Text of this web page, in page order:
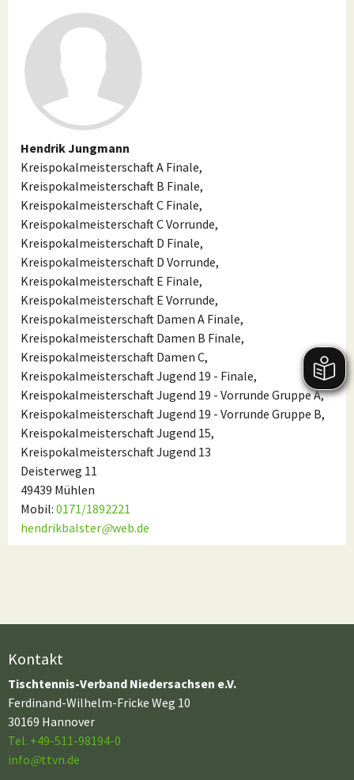
Hendrik Jungmann
Kreispokalmeisterschaft A Finale,
Kreispokalmeisterschaft B Finale,
Kreispokalmeisterschaft C Finale,
Kreispokalmeisterschaft C Vorrunde,
Kreispokalmeisterschaft D Finale,
Kreispokalmeisterschaft D Vorrunde,
Kreispokalmeisterschaft E Finale,
Kreispokalmeisterschaft E Vorrunde,
Kreispokalmeisterschaft Damen A Finale,
Kreispokalmeisterschaft Damen B Finale,
Kreispokalmeisterschaft Damen C,
Kreispokalmeisterschaft Jugend 19 - Finale,
Kreispokalmeisterschaft Jugend 19 - Vorrunde Gruppe A,
Kreispokalmeisterschaft Jugend 19 - Vorrunde Gruppe B,
Kreispokalmeisterschaft Jugend 15,
Kreispokalmeisterschaft Jugend 13
Deisterweg 11
49439 Mühlen
Mobil: 0171/1892221
hendrikbalster@web.de
Kontakt
Tischtennis-Verband Niedersachsen e.V.
Ferdinand-Wilhelm-Fricke Weg 10
30169 Hannover
Tel. +49-511-98194-0
info@ttvn.de